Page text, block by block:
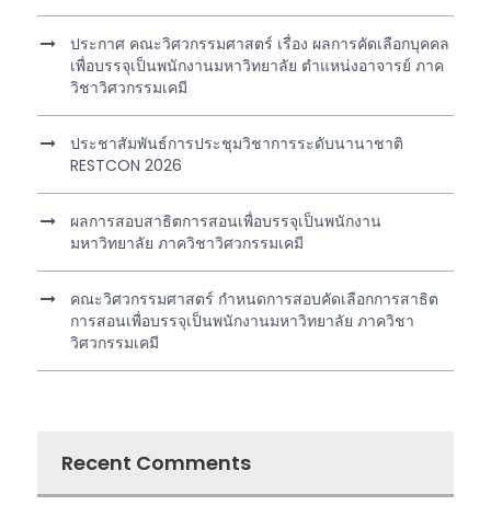
ประกาศ คณะวิศวกรรมศาสตร์ เรื่อง ผลการคัดเลือกบุคคล
เพื่อบรรจุเป็นพนักงานมหาวิทยาลัย ตำแหน่งอาจารย์ ภาค
วิชาวิศวกรรมเคมี
ประชาสัมพันธ์การประชุมวิชาการระดับนานาชาติ
RESTCON 2026
ผลการสอบสาธิตการสอนเพื่อบรรจุเป็นพนักงาน
มหาวิทยาลัย ภาควิชาวิศวกรรมเคมี
คณะวิศวกรรมศาสตร์ กำหนดการสอบคัดเลือกการสาธิต
การสอนเพื่อบรรจุเป็นพนักงานมหาวิทยาลัย ภาควิชา
วิศวกรรมเคมี
Recent Comments